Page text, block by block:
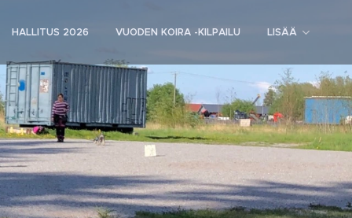
HALLITUS 2026 VUODEN KOIRA -KILPAILU LISÄÄ